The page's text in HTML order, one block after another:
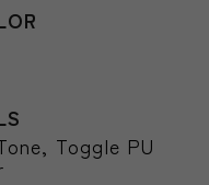
Toggle PU